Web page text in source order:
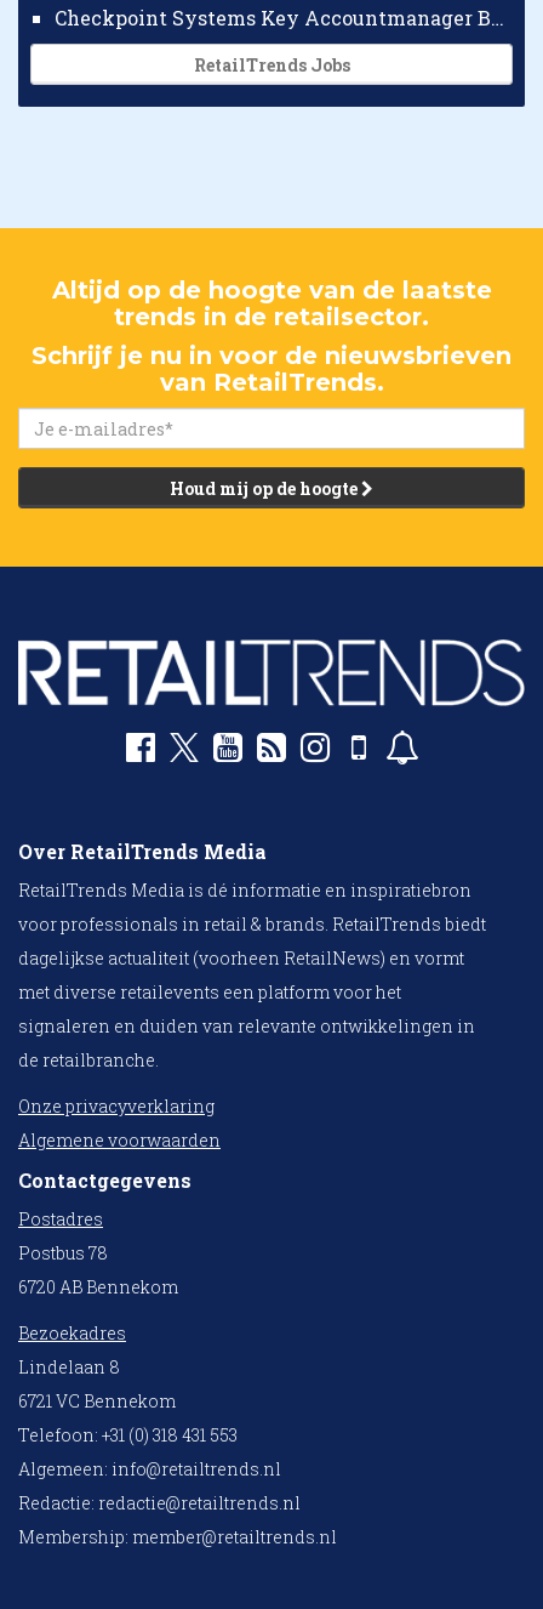
Checkpoint Systems Key Accountmanager Benelux
RetailTrends Jobs
Altijd op de hoogte van de laatste
trends in de retailsector.
Schrijf je nu in voor de nieuwsbrieven
van RetailTrends.
Houd mij op de hoogte
Over RetailTrends Media
RetailTrends Media is dé informatie en inspiratiebron
voor professionals in retail & brands. RetailTrends biedt
dagelijkse actualiteit (voorheen RetailNews) en vormt
met diverse retailevents een platform voor het
signaleren en duiden van relevante ontwikkelingen in
de retailbranche.
Onze privacyverklaring
Algemene voorwaarden
Contactgegevens
Postadres
Postbus 78
6720 AB Bennekom
Bezoekadres
Lindelaan 8
6721 VC Bennekom
Telefoon: +31 (0) 318 431 553
Algemeen: info@retailtrends.nl
Redactie: redactie@retailtrends.nl
Membership: member@retailtrends.nl